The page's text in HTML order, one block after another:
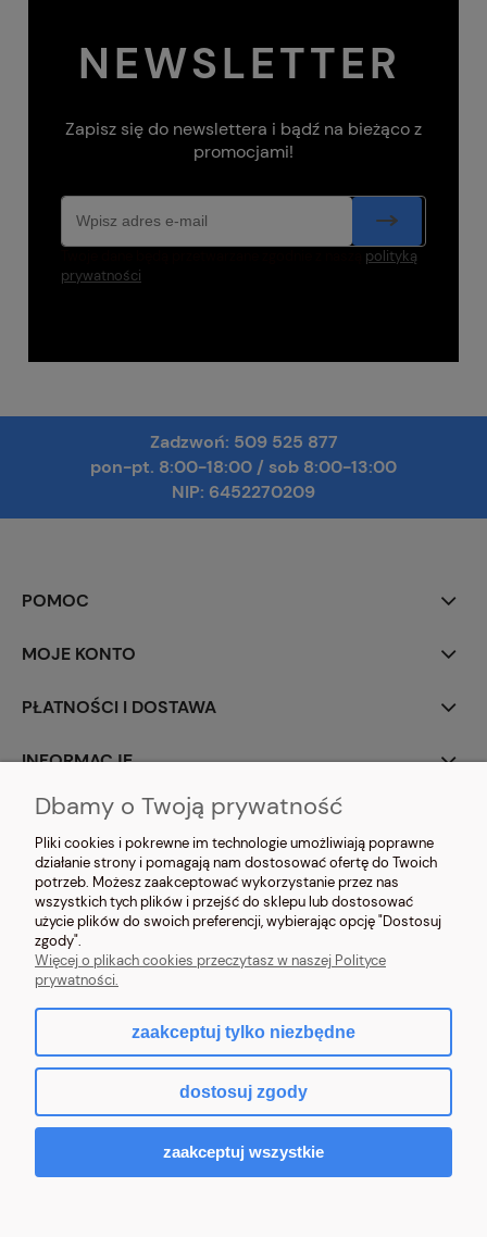
NEWSLETTER
Zapisz się do newslettera i bądź na bieżąco z
promocjami!
polityką
prywatności
Zadzwoń: 509 525 877
pon-pt. 8:00-18:00 / sob 8:00-13:00
NIP: 6452270209
POMOC
MOJE KONTO
PŁATNOŚCI I DOSTAWA
INFORMACJE
O NAS
NOSIMYSIE.PL Sylwia Kiołbasa | ul. Głowackiego 2, 42-690 Tworóg | NIP:
6452270209 | tel.509 525 877| e-mail:sklep@nosimysie.pl
pokaż pełną wersję strony
Sklep internetowy Shoper.pl
Dbamy o Twoją prywatność
Pliki cookies i pokrewne im technologie umożliwiają poprawne
działanie strony i pomagają nam dostosować ofertę do Twoich
potrzeb. Możesz zaakceptować wykorzystanie przez nas
wszystkich tych plików i przejść do sklepu lub dostosować
użycie plików do swoich preferencji, wybierając opcję "Dostosuj
zgody".
Więcej o plikach cookies przeczytasz w naszej Polityce
prywatności.
zaakceptuj tylko niezbędne
dostosuj zgody
zaakceptuj wszystkie